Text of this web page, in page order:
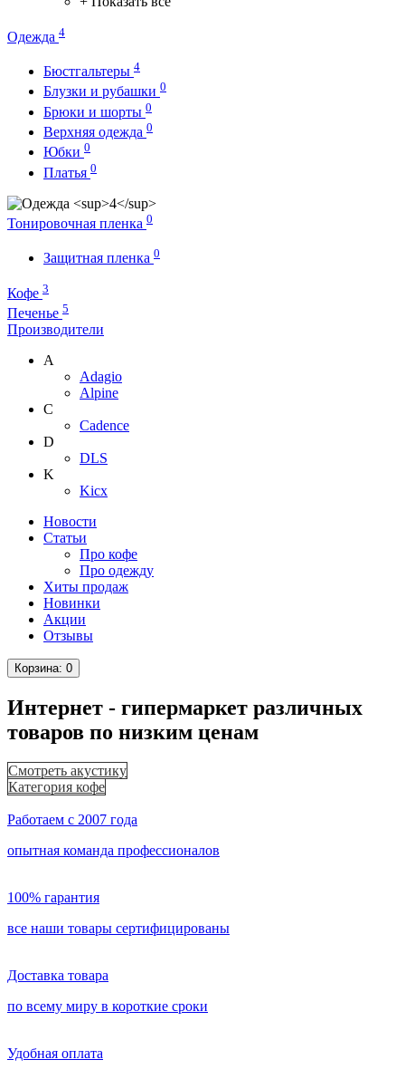
Одежда 4
Бюстгальтеры 4
Блузки и рубашки 0
Брюки и шорты 0
Верхняя одежда 0
Юбки 0
Платья 0
Тонировочная пленка 0
Защитная пленка 0
Кофе 3
Печенье 5
Производители
A
Adagio
Alpine
C
Cadence
D
DLS
K
Kicx
Новости
Статьи
Про кофе
Про одежду
Хиты продаж
Новинки
Акции
Отзывы
Корзина: 0
Интернет - гипермаркет различных
товаров по низким ценам
Смотреть акустику
Категория кофе
Работаем с 2007 года
опытная команда профессионалов
100% гарантия
все наши товары сертифицированы
Доставка товара
по всему миру в короткие сроки
Удобная оплата